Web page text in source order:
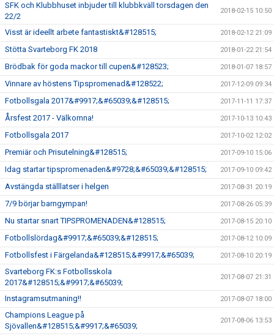
SFK och Klubbhuset inbjuder till klubbkväll torsdagen den
22/2
2018-02-15 10:50
Visst är ideellt arbete fantastiskt&#128515; 2018-02-12 21:09
Stötta Svarteborg FK 2018 2018-01-22 21:54
Brödbak för goda mackor till cupen&#128523; 2018-01-07 18:57
Vinnare av höstens Tipspromenad&#128522; 2017-12-09 09:34
Fotbollsgala 2017&#9917;&#65039;&#128515; 2017-11-11 17:37
Årsfest 2017 - Välkomna! 2017-10-13 10:43
Fotbollsgala 2017 2017-10-02 12:02
Premiär och Prisutelning&#128515; 2017-09-10 15:06
Idag startar tipspromenaden&#9728;&#65039;&#128515; 2017-09-10 09:42
Avstängda ställlatser i helgen 2017-08-31 20:19
7/9 börjar barngympan! 2017-08-26 05:39
Nu startar snart TIPSPROMENADEN&#128515; 2017-08-15 20:10
Fotbollslördag&#9917;&#65039;&#128515; 2017-08-12 10:09
Fotbollsfest i Färgelanda&#128515;&#9917;&#65039; 2017-08-10 20:19
Svarteborg FK:s Fotbollsskola
2017&#128515;&#9917;&#65039;
2017-08-07 21:31
Instagramsutmaning!! 2017-08-07 18:00
Champions League på
Sjövallen&#128515;&#9917;&#65039;
2017-08-06 13:53